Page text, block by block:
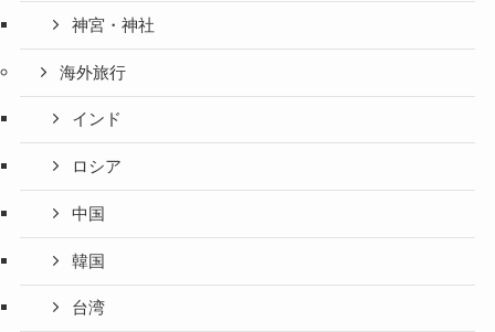
神宮・神社
海外旅行
インド
ロシア
中国
韓国
台湾